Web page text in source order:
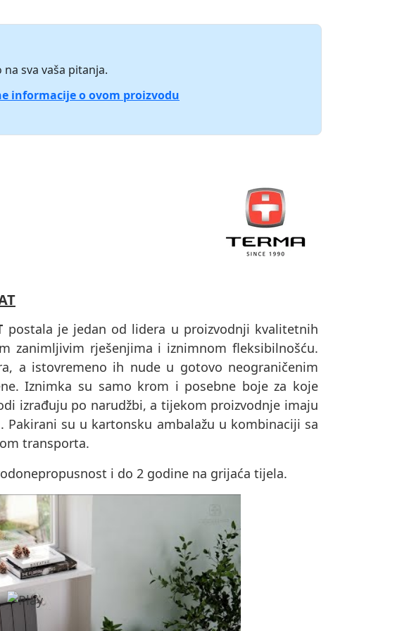
sva vaša pitanja.
informacije o ovom proizvodu
postala je jedan od lidera u proizvodnji kvalitetnih
zanimljivim rješenjima i iznimnom fleksibilnošću.
a istovremeno ih nude u gotovo neograničenim
Iznimka su samo krom i posebne boje za koje
izrađuju po narudžbi, a tijekom proizvodnje imaju
su u kartonsku ambalažu u kombinaciji sa
transporta.
i do 2 godine na grijaća tijela.